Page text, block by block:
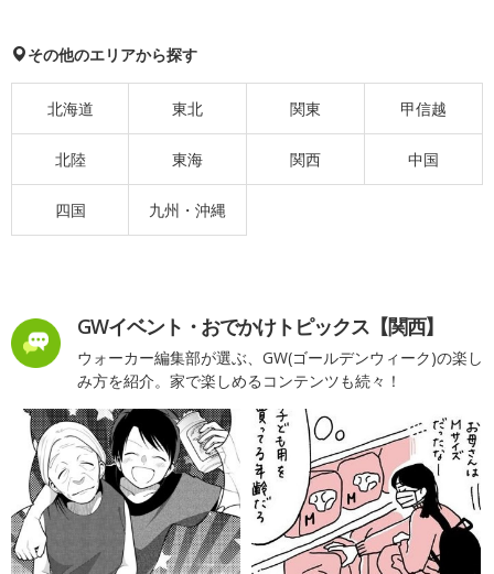
その他のエリアから探す
北海道 東北 関東 甲信越
北陸 東海 関西 中国
四国 九州・沖縄
GWイベント・おでかけトピックス【関西】
ウォーカー編集部が選ぶ、GW(ゴールデンウィーク)の楽し
み方を紹介。家で楽しめるコンテンツも続々！